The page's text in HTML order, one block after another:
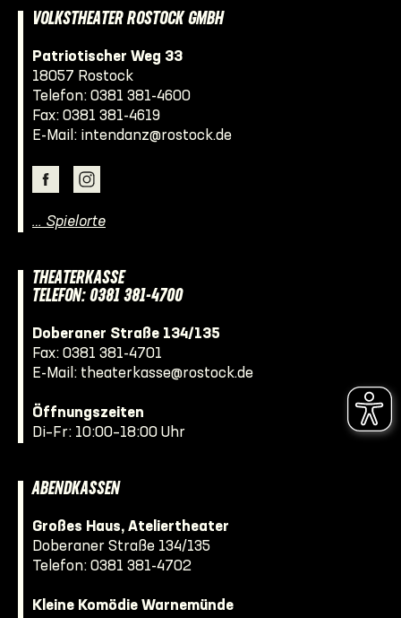
VOLKSTHEATER ROSTOCK GMBH
Patriotischer Weg 33
18057 Rostock
Telefon: 0381 381-4600
Fax: 0381 381-4619
E-Mail: intendanz@rostock.de
… Spielorte
THEATERKASSE
TELEFON: 0381 381-4700
Doberaner Straße 134/135
Fax: 0381 381-4701
E-Mail: theaterkasse@rostock.de
Öffnungszeiten
Di–Fr: 10:00–18:00 Uhr
ABENDKASSEN
Großes Haus, Ateliertheater
Doberaner Straße 134/135
Telefon: 0381 381-4702
Kleine Komödie Warnemünde